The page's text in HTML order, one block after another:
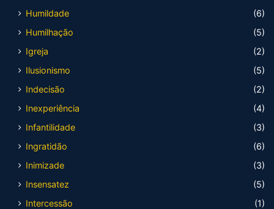
Humildade
(6)
Humilhação
(5)
Igreja
(2)
Ilusionismo
(5)
Indecisão
(2)
Inexperiência
(4)
Infantilidade
(3)
Ingratidão
(6)
Inimizade
(3)
Insensatez
(5)
Intercessão
(1)